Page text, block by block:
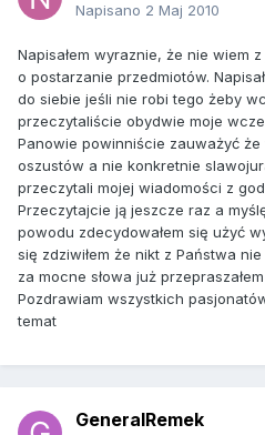
Napisano 2 Maj 2010
Napisałem wyraznie, że nie wiem
o postarzanie przedmiotów.
do siebie jeśli nie robi tego żeby
przeczytaliście obydwie moje
Panowie powinniście zauważyć
oszustów a nie konkretnie
przeczytali mojej wiadomości z
Przeczytajcie ją jeszcze raz a
powodu zdecydowałem się użyć
się zdziwiłem że nikt z Państwa
za mocne słowa już
Pozdrawiam wszystkich
temat
GeneralRemek